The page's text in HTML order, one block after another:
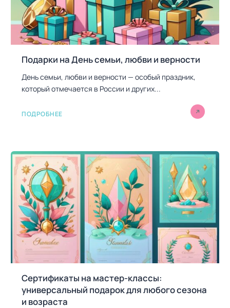
Подарки на День семьи, любви и верности
День семьи, любви и верности — особый праздник,
который отмечается в России и других...
ПОДРОБНЕЕ
Сертификаты на мастер-классы:
универсальный подарок для любого сезона
и возраста